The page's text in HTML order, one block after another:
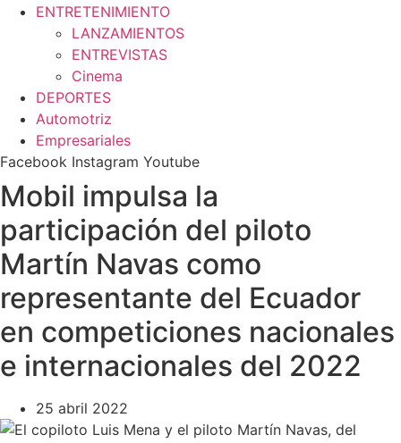
ENTRETENIMIENTO
LANZAMIENTOS
ENTREVISTAS
Cinema
DEPORTES
Automotriz
Empresariales
Facebook Instagram Youtube
Mobil impulsa la
participación del piloto
Martín Navas como
representante del Ecuador
en competiciones nacionales
e internacionales del 2022
25 abril 2022